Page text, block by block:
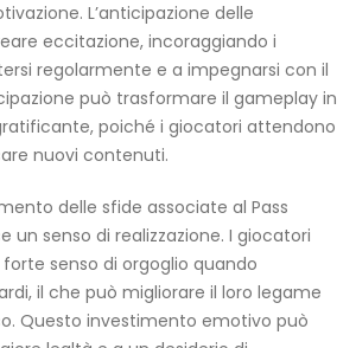
L’anticipazione delle
eccitazione, incoraggiando i
regolarmente e a impegnarsi con il
può trasformare il gameplay in
poiché i giocatori attendono
nuovi contenuti.
delle sfide associate al Pass
un senso di realizzazione. I giocatori
senso di orgoglio quando
il che può migliorare il loro legame
Questo investimento emotivo può